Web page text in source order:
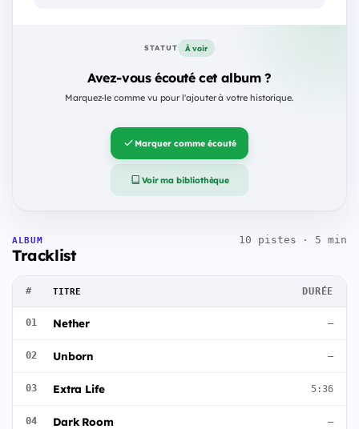
STATUT À voir
Avez-vous écouté cet album ?
Marquez-le comme vu pour l'ajouter à votre historique.
Marquer comme écouté
Voir ma bibliothèque
ALBUM
Tracklist
10 pistes · 5 min
# TITRE DURÉE
01 Nether —
02 Unborn —
03 Extra Life 5:36
04 Dark Room —